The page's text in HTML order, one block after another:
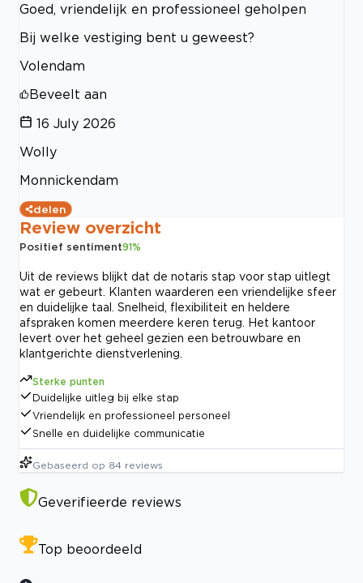
Goed, vriendelijk en professioneel geholpen
Bij welke vestiging bent u geweest?
Volendam
Beveelt aan
16 July 2026
Wolly
Monnickendam
delen
Review overzicht
Positief sentiment91%
Uit de reviews blijkt dat de notaris stap voor stap uitlegt
wat er gebeurt. Klanten waarderen een vriendelijke sfeer
en duidelijke taal. Snelheid, flexibiliteit en heldere
afspraken komen meerdere keren terug. Het kantoor
levert over het geheel gezien een betrouwbare en
klantgerichte dienstverlening.
Sterke punten
Duidelijke uitleg bij elke stap
Vriendelijk en professioneel personeel
Snelle en duidelijke communicatie
Gebaseerd op 84 reviews
Geverifieerde reviews
Top beoordeeld